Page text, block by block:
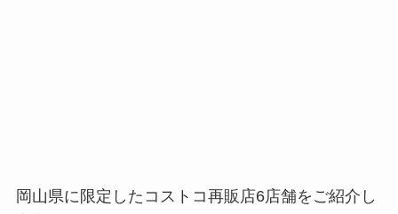
岡山県に限定したコストコ再販店6店舗をご紹介し